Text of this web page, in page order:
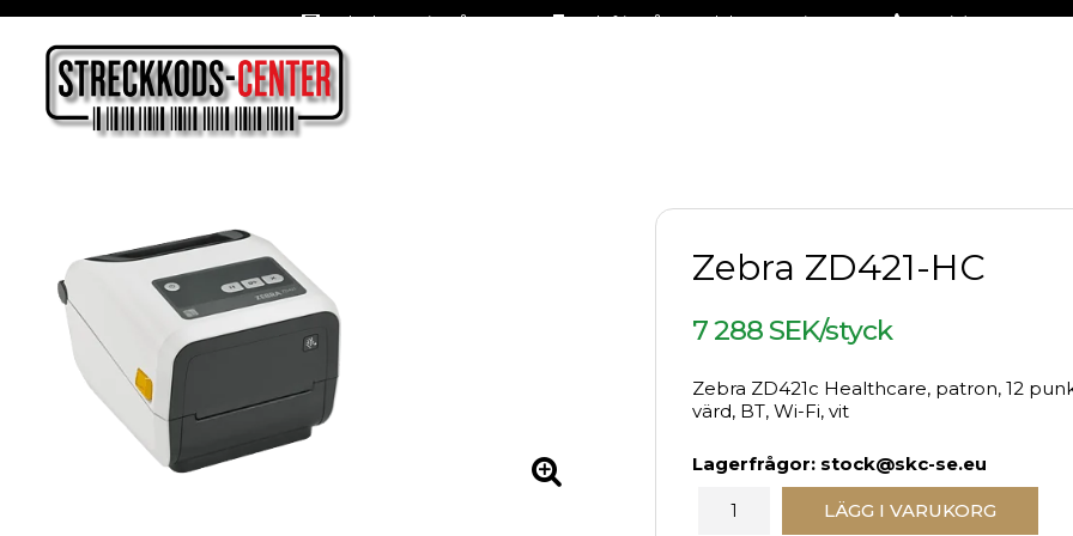
Oslagbara priser året om Fraktfritt på stora delar av sortimentet +46 (0)31-27 42 30
Zebra ZD421-HC
7 288 SEK/styck
Zebra ZD421c Healthcare, patron, 12
värd, BT, Wi-Fi, vit
Lagerfrågor: stock@skc-se.eu
LÄGG I VARUKORG